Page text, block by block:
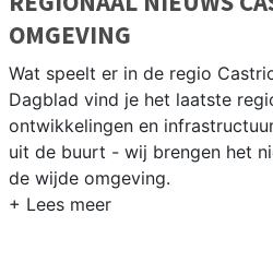
OMGEVING
Wat speelt er in de regio
Dagblad vind je het laatste
ontwikkelingen en
uit de buurt - wij brengen het
de wijde omgeving.